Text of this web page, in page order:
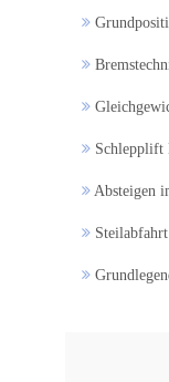
Schlepplift
Absteigen
Steilabfahrt